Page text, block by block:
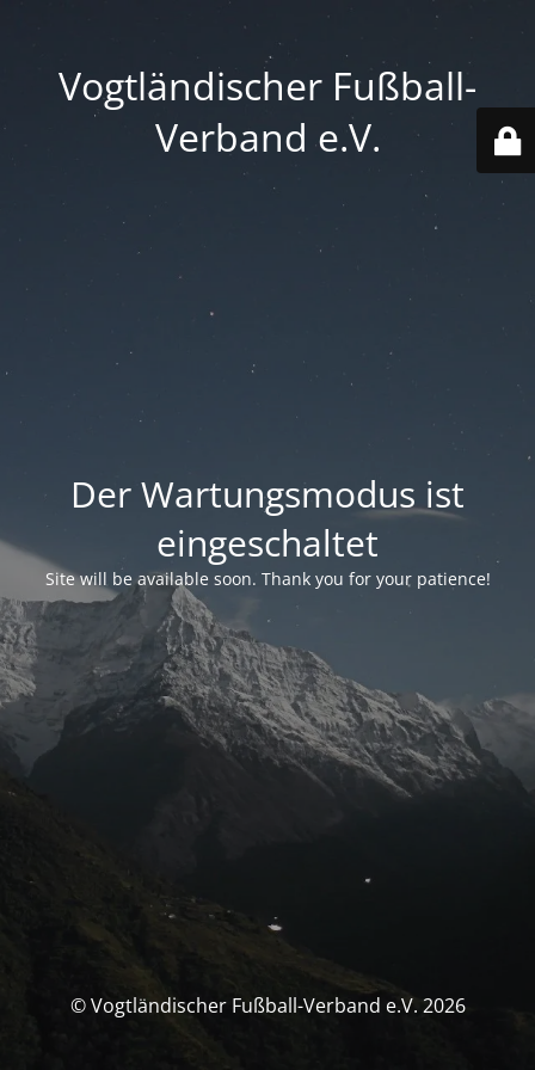
Vogtländischer Fußball-
Verband e.V.
Der Wartungsmodus ist
eingeschaltet
Site will be available soon. Thank you for your patience!
© Vogtländischer Fußball-Verband e.V. 2026